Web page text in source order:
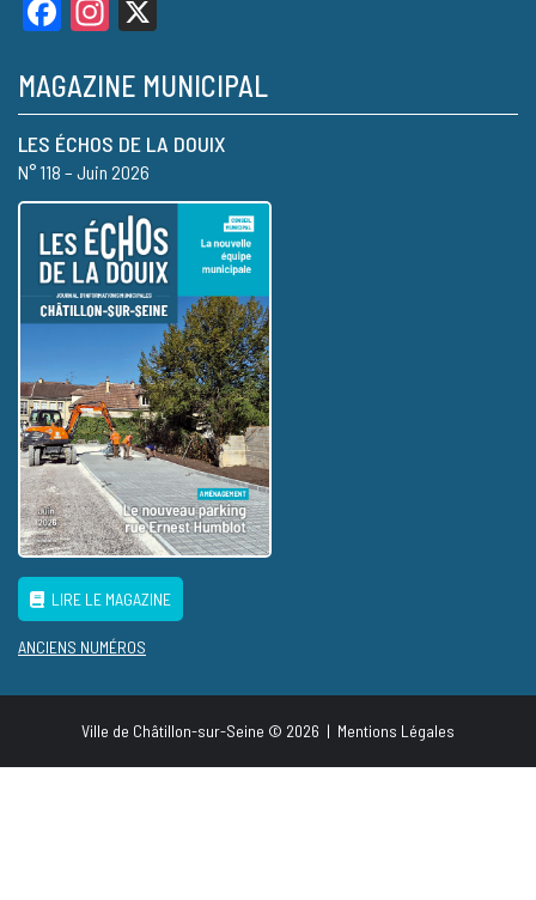
FacebookInstagram
MAGAZINE MUNICIPAL
LES ÉCHOS DE LA DOUIX
N° 118 – Juin 2026
LIRE LE MAGAZINE
ANCIENS NUMÉROS
Ville de Châtillon-sur-Seine © 2026 | Mentions Légales